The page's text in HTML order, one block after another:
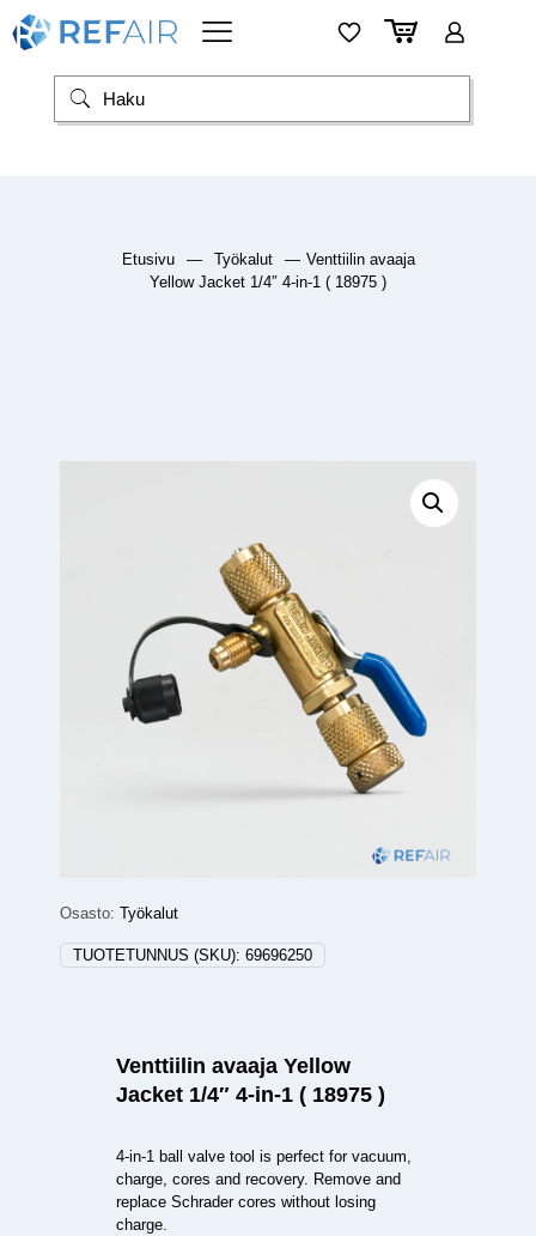
Etusivu — Työkalut — Venttiilin avaaja
Yellow Jacket 1/4″ 4-in-1 ( 18975 )
Osasto: Työkalut
TUOTETUNNUS (SKU): 69696250
Venttiilin avaaja Yellow
Jacket 1/4″ 4-in-1 ( 18975 )
4-in-1 ball valve tool is perfect for vacuum,
charge, cores and recovery. Remove and
replace Schrader cores without losing
charge.